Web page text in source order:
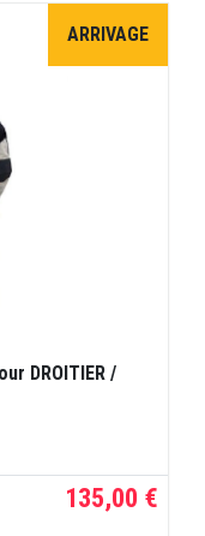
ARRIVAGE
DROITIER /
135,00 €